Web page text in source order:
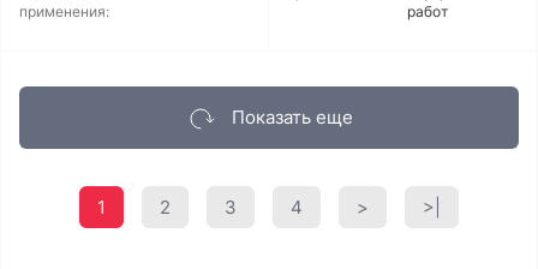
применения:
работ
Показать еще
1 2 3 4 > >|